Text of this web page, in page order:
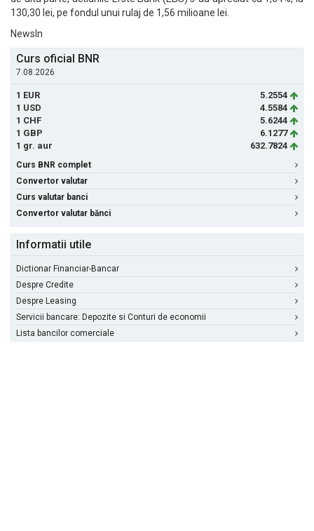
130,30 lei, pe fondul unui rulaj de 1,56 milioane lei.
NewsIn
Curs oficial BNR
7.08.2026
1 EUR
5.2554
1 USD
4.5584
1 CHF
5.6244
1 GBP
6.1277
1 gr. aur
632.7824
Curs BNR complet
Convertor valutar
Curs valutar banci
Convertor valutar bănci
Informatii utile
Dictionar Financiar-Bancar
Despre Credite
Despre Leasing
Servicii bancare: Depozite si Conturi de economii
Lista bancilor comerciale